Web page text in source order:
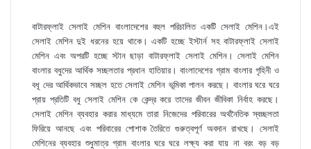
বাটারফ্লাই সেলাই মেশিন বাংলাদেশের বহুল পরিচালিত একটি সেলাই মেশিন।এই
সেলাই মেশিন দুই ধরনের হয়ে থাকে। একটি হচ্ছে ইস্টার্ন সহ বাটারফ্লাই সেলাই
মেশিন এবং অপরটি হচ্ছে স্টান ছাড়া বাটারফ্লাই সেলাই মেশিন। সেলাই মেশিন
বাংলার বধুদের আর্থিক সচ্ছলতার প্রধান হাতিয়ার। বাংলাদেশের গ্রাম বাংলার গৃহিনী ও
বধূ দের আর্থিকভাবে সচ্ছল হতে সেলাই মেশিন ভূমিকা পালন করছে। বাংলার ঘরে ঘরে
প্রায় প্রতিটি বধু সেলাই মেশিন কে কেন্দ্র করে তাদের জীবন জীবিকা নির্বাহ করছে।
সেলাই মেশিন ব্যবহার করার মাধ্যমে তারা নিজেদের পরিবারের অর্থনৈতিক স্বচ্ছলতা
ফিরিয়ে আনছে এবং পরিবারের পোশাক তৈরিতে গুরুত্বপূর্ণ অবদান রাখছে। সেলাই
মেশিনের ব্যবহার শুধুমাত্র গ্রাম বাংলার ঘরে ঘরে লক্ষ্য করা যায় না বরং বড় বড়